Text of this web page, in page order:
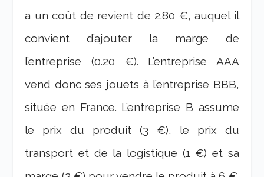
a un coût de revient de 2.80 €, auquel il
convient d’ajouter la marge de
l’entreprise (0.20 €). L’entreprise AAA
vend donc ses jouets à l’entreprise BBB,
située en France. L’entreprise B assume
le prix du produit (3 €), le prix du
transport et de la logistique (1 €) et sa